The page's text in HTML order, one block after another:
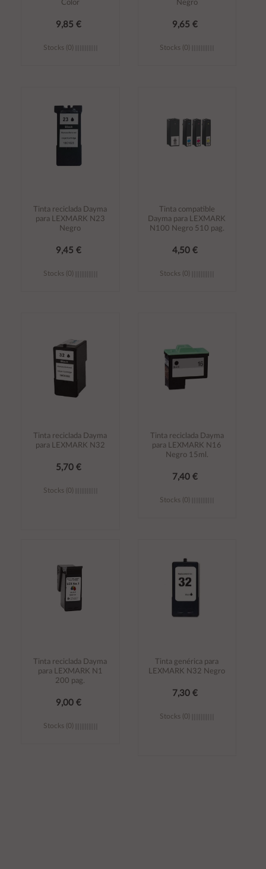
Color
9,85 €
Stocks (0)
carrito
Negro
9,65 €
Stocks (0)
Tinta reciclada Dayma
para LEXMARK N23
Negro
9,45 €
Stocks (0)
Tinta compatible
Dayma para LEXMARK
N100 Negro 510 pag.
4,50 €
Stocks (0)
Tinta reciclada Dayma
para LEXMARK N32
5,70 €
Stocks (0)
Tinta reciclada Dayma
para LEXMARK N16
Negro 15ml.
7,40 €
Stocks (0)
carrito
Tinta reciclada Dayma
para LEXMARK N1
200 pag.
9,00 €
Stocks (0)
Tinta genérica para
LEXMARK N32 Negro
7,30 €
Stocks (0)